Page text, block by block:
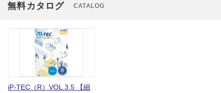
無料カタログ CATALOG
iP-TEC（R）VOL.3.5 【細